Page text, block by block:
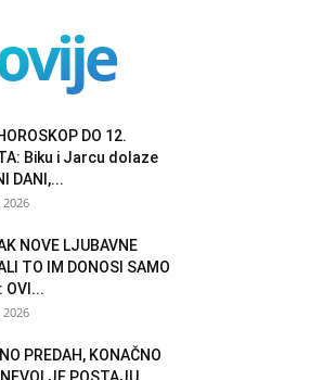
DO 12.
Biku i Jarcu dolaze
DANI,...
NOVE LJUBAVNE
TO IM DONOSI SAMO
OVI...
PREDAH, KONAČNO